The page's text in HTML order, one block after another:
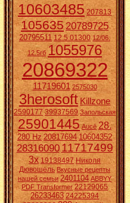
10603485 207813
10563520789725
20795511 12.5.01300 12/06.
12.5гб 1055976
20869322
11719601 2575030
3herosoft Killzone
2590177 39937569 Запольская
25901445 Aucē 28.
280 Hz 20817694 10604352
2831609011717499
3x 19138497 Николя
Дювошель Вкусные рецепты
нашей семьи 2401104 ABBYY
PDF Transformer 22129065
26233463 24225394